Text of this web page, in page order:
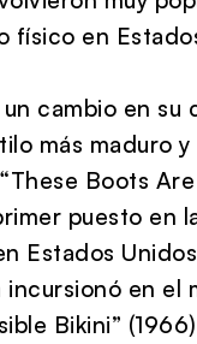
físico en
cambio en su
más maduro
Boots
puesto en
Estados
en el
Bikini”